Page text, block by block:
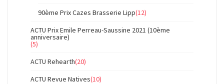
90ème Prix Cazes Brasserie Lipp(12)
ACTU Prix Emile Perreau-Saussine 2021 (10ème
anniversaire)
(5)
ACTU Rehearth(20)
ACTU Revue Natives(10)